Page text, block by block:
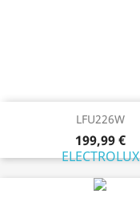
LFU226W
199,99 €
ELECTROLUX